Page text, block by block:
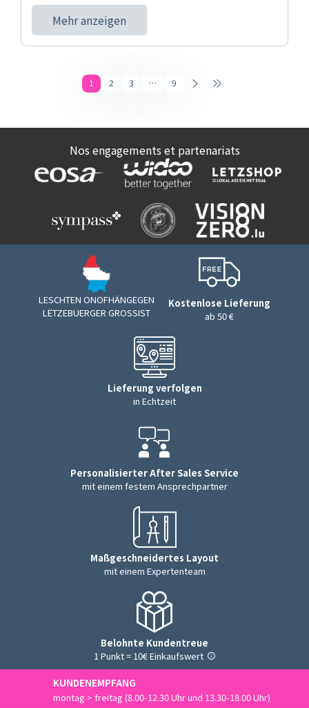
Mehr anzeigen
1 2 3 … 9
Nos engagements et partenariats
LESCHTEN ONOFHÄNGEGEN
LËTZEBUERGER GROSSIST
Kostenlose Lieferung
ab 50 €
Lieferung verfolgen
in Echtzeit
Personalisierter After Sales Service
mit einem festem Ansprechpartner
Maßgeschneidertes Layout
mit einem Expertenteam
Belohnte Kundentreue
1 Punkt = 10€ Einkaufswert
KUNDENEMPFANG
montag > freitag (8.00-12.30 Uhr und 13.30-18.00 Uhr)